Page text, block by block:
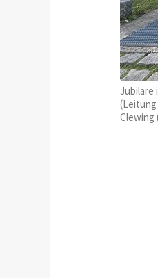
Jubilare
(Leitung
Clewing